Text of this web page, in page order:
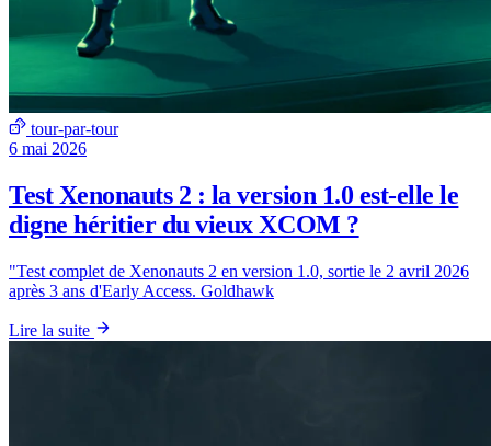
tour-par-tour
6 mai 2026
Test Xenonauts 2 : la version 1.0 est-elle le
digne héritier du vieux XCOM ?
"Test complet de Xenonauts 2 en version 1.0, sortie le 2 avril 2026
après 3 ans d'Early Access. Goldhawk
Lire la suite